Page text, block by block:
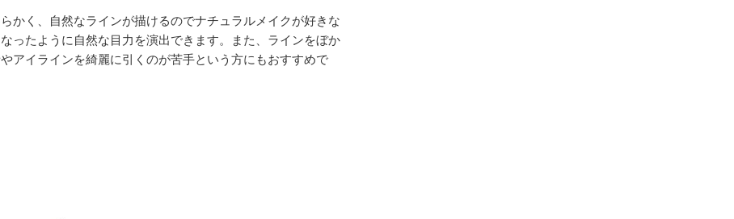
かく、自然なラインが描けるのでナチュラルメイクが好きな
ったように自然な目力を演出できます。また、ラインをぼか
アイラインを綺麗に引くのが苦手という方にもおすすめで